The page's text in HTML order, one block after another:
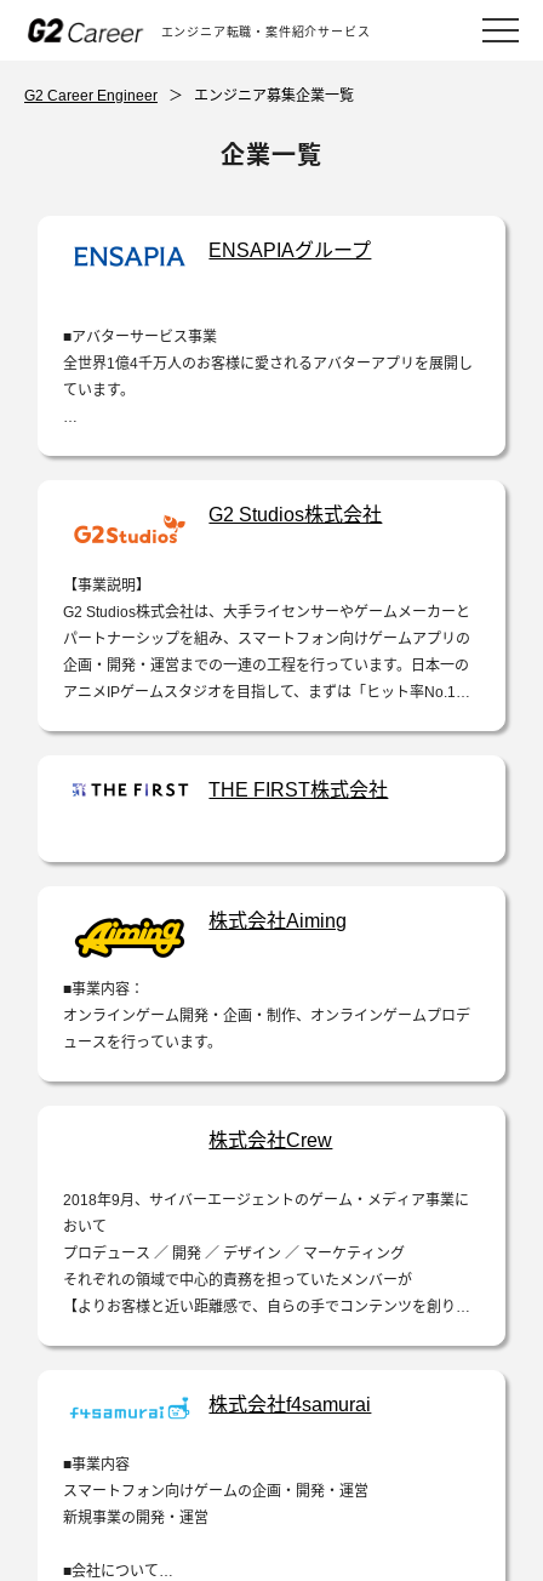
エンジニア転職・案件紹介サービス
G2 Career Engineer ＞ エンジニア募集企業一覧
企業一覧
ENSAPIAグループ
■アバターサービス事業
全世界1億4千万人のお客様に愛されるアバターアプリを展開し
ています。
『ハロースイートデイズ』ほか
■ゲーム事業
長年親しまれてきたタイトルの運営で培った経験をもとに、新
たなゲーム開発にも取り組んでいます。
…
G2 Studios株式会社
【事業説明】
G2 Studios株式会社は、大手ライセンサーやゲームメーカーと
パートナーシップを組み、スマートフォン向けゲームアプリの
企画・開発・運営までの一連の工程を行っています。日本一の
アニメIPゲームスタジオを目指して、まずは「ヒット率No.1の
THE FIRST株式会社
株式会社Aiming
■事業内容：
オンラインゲーム開発・企画・制作、オンラインゲームプロデ
ュースを行っています。
株式会社Crew
2018年9月、サイバーエージェントのゲーム・メディア事業に
おいて
プロデュース ／ 開発 ／ デザイン ／ マーケティング
それぞれの領域で中心的責務を担っていたメンバーが
【よりお客様と近い距離感で、自らの手でコンテンツを創り新
株式会社f4samurai
■事業内容
スマートフォン向けゲームの企画・開発・運営
新規事業の開発・運営
■会社について